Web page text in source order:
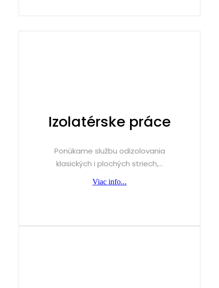
Izolatérske práce
Ponúkame službu odizolovania
klasických i plochých striech,...
Viac info...